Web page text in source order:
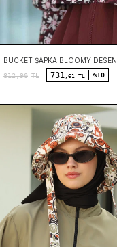
BUCKET ŞAPKA BLOOMY DESEN
812,90 TL 731 ,61 TL %10